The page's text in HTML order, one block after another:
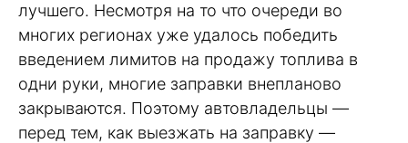
лучшего. Несмотря на то что очереди во
многих регионах уже удалось победить
введением лимитов на продажу топлива в
одни руки, многие заправки внепланово
закрываются. Поэтому автовладельцы —
перед тем, как выезжать на заправку —